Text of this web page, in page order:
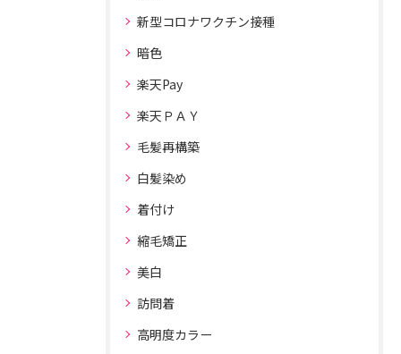
新型コロナワクチン接種
暗色
楽天Pay
楽天ＰＡＹ
毛髪再構築
白髪染め
着付け
縮毛矯正
美白
訪問着
高明度カラー